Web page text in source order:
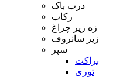
درب باک
رکاب
زه زیر چراغ
زیر سانروف
سپر
براکت
توری